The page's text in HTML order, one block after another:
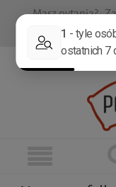
Masz pytania?